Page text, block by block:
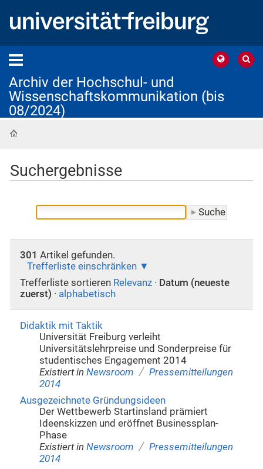
Archiv der Hochschul- und
Wissenschaftskommunikation (bis
08/2024)
Suchergebnisse
301 Artikel gefunden.
Trefferliste einschränken
Trefferliste sortieren Relevanz · Datum (neueste
zuerst) · alphabetisch
Didaktik mit Taktik
Universität Freiburg verleiht
Universitätslehrpreise und Sonderpreise für
studentisches Engagement 2014
Existiert in Newsroom / Pressemitteilungen
2014
Ausgezeichnete Gründungsideen
Der Wettbewerb Startinsland prämiert
Ideenskizzen und eröffnet Businessplan-
Phase
Existiert in Newsroom / Pressemitteilungen
2014